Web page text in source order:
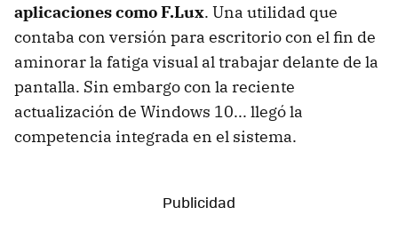
aplicaciones como F.Lux. Una utilidad que
contaba con versión para escritorio con el fin de
aminorar la fatiga visual al trabajar delante de la
pantalla. Sin embargo con la reciente
actualización de Windows 10... llegó la
competencia integrada en el sistema.